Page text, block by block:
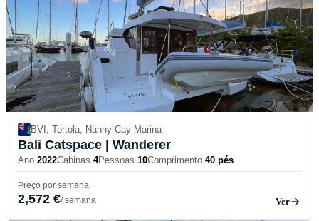
BVI, Tortola, Nanny Cay Marina
Bali Catspace | Wanderer
Ano 2022Cabinas 4Pessoas 10Comprimento 40 pés
Preço por semana
2,572 €/ semana Ver